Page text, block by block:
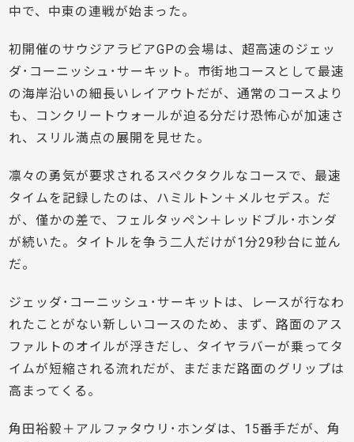
中で、中東の連戦が始まった。
初開催のサウジアラビアGPの会場は、超高速のジェッ
ダ･コーニッシュ･サーキット。市街地コースとして最速
の海岸沿いの細長いレイアウトだが、通常のコースより
も、コンクリートウォールが迫る分だけ恐怖心が加速さ
れ、スリル満点の展開を見せた。
凛々の勇気が要求されるスペクタクルなコースで、最速
タイムを記録したのは、ハミルトン＋メルセデス。だ
が、僅かの差で、フェルタッペン＋レッドブル･ホンダ
が続いた。タイトルを争う二人だけが1分29秒台に並ん
だ。
ジェッダ･コーニッシュ･サーキットは、レースが行なわ
れたことがない新しいコースのため、まず、路面のアス
ファルトのオイルが浮きだし、タイヤラバーが乗ってタ
イムが短縮される流れだが、まだまだ路面のグリップは
高まってくる。
角田裕毅＋アルファタウリ･ホンダは、15番手だが、角